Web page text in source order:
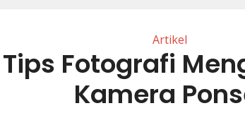
Artikel
Tips Fotografi
Kamera